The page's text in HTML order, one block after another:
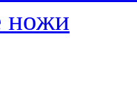
ножи